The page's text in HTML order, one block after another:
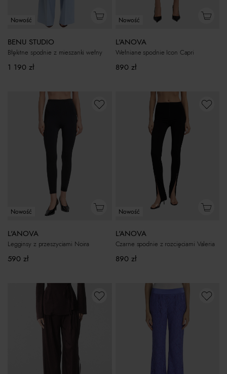
Nowość
BENU STUDIO
Błękitne spodnie z mieszanki wełny
1 190 zł
Nowość
L'ANOVA
Wełniane spodnie Icon Capri
890 zł
Nowość
L'ANOVA
Legginsy z przeszyciami Noira
590 zł
Nowość
L'ANOVA
Czarne spodnie z rozcięciami Valeria
890 zł